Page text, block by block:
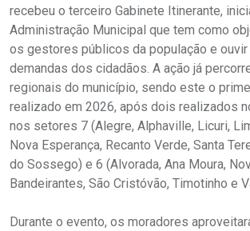
recebeu o terceiro Gabinete Itinerante,
Administração Municipal que tem como
os gestores públicos da população e
demandas dos cidadãos. A ação já
regionais do município, sendo este o
realizado em 2026, após dois realizados
nos setores 7 (Alegre, Alphaville, Licuri,
Nova Esperança, Recanto Verde, Santa
do Sossego) e 6 (Alvorada, Ana Moura,
Bandeirantes, São Cristóvão, Timotinho e
Durante o evento, os moradores